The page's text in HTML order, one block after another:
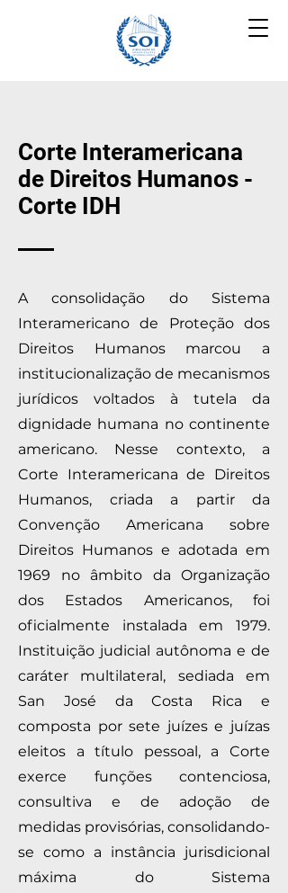
Corte Interamericana
de Direitos Humanos -
Corte IDH
A consolidação do Sistema
Interamericano de Proteção dos
Direitos Humanos marcou a
institucionalização de mecanismos
jurídicos voltados à tutela da
dignidade humana no continente
americano. Nesse contexto, a
Corte Interamericana de Direitos
Humanos, criada a partir da
Convenção Americana sobre
Direitos Humanos e adotada em
1969 no âmbito da Organização
dos Estados Americanos, foi
oficialmente instalada em 1979.
Instituição judicial autônoma e de
caráter multilateral, sediada em
San José da Costa Rica e
composta por sete juízes e juízas
eleitos a título pessoal, a Corte
exerce funções contenciosa,
consultiva e de adoção de
medidas provisórias, consolidando-
se como a instância jurisdicional
máxima do Sistema